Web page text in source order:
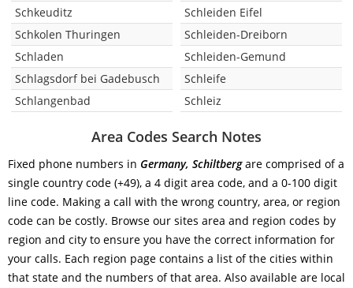
Schkeuditz
Schkolen Thuringen
Schladen
Schlagsdorf bei Gadebusch
Schlangenbad
Schleiden Eifel
Schleiden-Dreiborn
Schleiden-Gemund
Schleife
Schleiz
Area Codes Search Notes
Fixed phone numbers in Germany, Schiltbergare comprised of a
single country code (+49), a 4 digit area code, and a 0-100 digit
line code. Making a call with the wrong country, area, or region
code can be costly. Browse our sites area and region codes by
region and city to ensure you have the correct information for
your calls. Each region page contains a list of the cities within
that state and the numbers of that area. Also available are local